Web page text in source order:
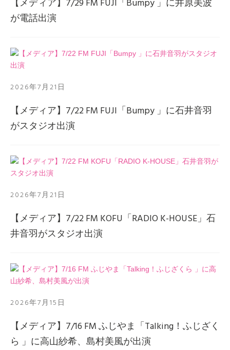
【メディア】7/29 FM FUJI「Bumpy 」に井原美波
が電話出演
2026年7月21日
【メディア】7/22 FM FUJI「Bumpy 」に石井音羽
がスタジオ出演
2026年7月21日
【メディア】7/22 FM KOFU「RADIO K-HOUSE」石
井音羽がスタジオ出演
2026年7月15日
【メディア】7/16 FM ふじやま「Talking！ふじざく
ら 」に高山紗希、島村美風が出演